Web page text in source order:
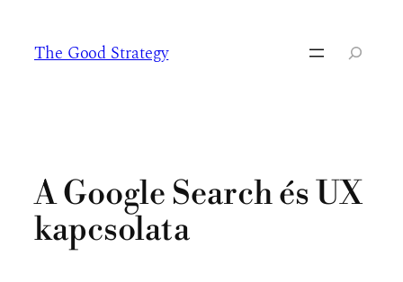
tartalomhoz
The Good Strategy Keresés
A Google Search és UX
kapcsolata